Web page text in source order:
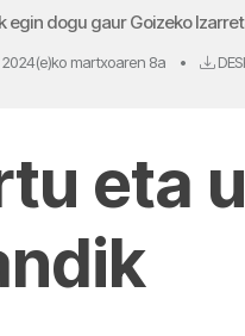
dogu gaur Goizeko
2024(e)ko martxoaren 8a •
eta